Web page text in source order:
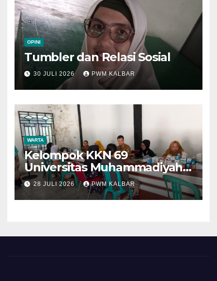
OPINI
Tumbler dan Relasi Sosial
30 JULI 2026 PWM KALBAR
WARTA
Kelompok KKN 69
Universitas Muhammadiyah
Pontianak Dibagi Dua Tim,
Cat Bangunan dan Dampingi
Pelayanan Posyandu Lansia
28 JULI 2026 PWM KALBAR